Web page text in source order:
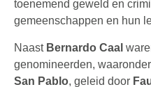
toenemend geweld en
gemeenschappen en hun
Naast Bernardo Caal
genomineerden, waaronder
San Pablo, geleid door